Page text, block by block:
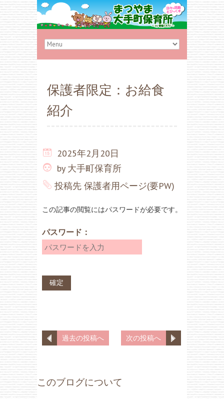
保護者限定：お給食
紹介
2025年2月20日
by 大手町保育所
投稿先 保護者用ページ(要PW)
この記事の閲覧にはパスワードが必要です。
パスワード：
過去の投稿へ 次の投稿へ
このブログについて